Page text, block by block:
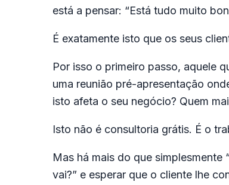
está a pensar: “Está tudo muito
É exatamente isto que os seus
Por isso o primeiro passo, aquele
uma reunião pré-apresentação
isto afeta o seu negócio? Quem
Isto não é consultoria grátis. É o
Mas há mais do que
vai?” e esperar que o cliente lhe